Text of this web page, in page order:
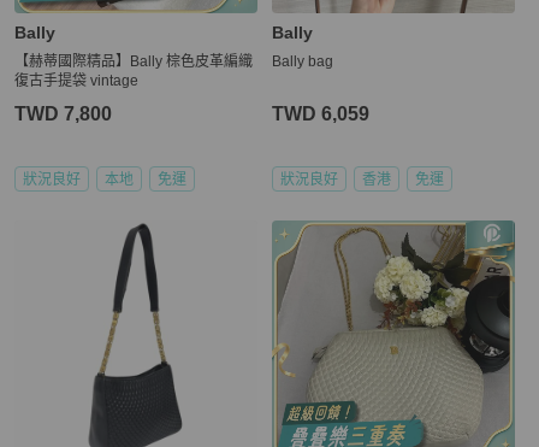
Bally
【赫蒂國際精品】Bally 棕色皮革編織
復古手提袋 vintage
TWD 7,800
狀況良好 本地 免運
Bally
Bally bag
TWD 6,059
狀況良好 香港 免運